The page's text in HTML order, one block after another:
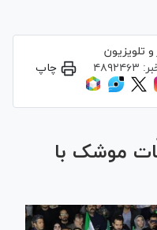
و تلویزیون
۴۸۹۲۴۶۳ چاپ
موشک با